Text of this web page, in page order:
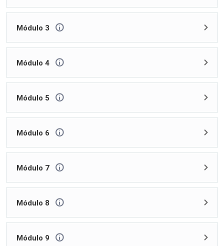
Módulo 3
Módulo 4
Módulo 5
Módulo 6
Módulo 7
Módulo 8
Módulo 9